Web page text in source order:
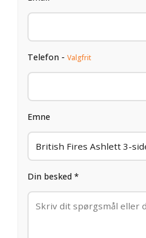
Telefon - Valgfrit
Emne
Din besked *